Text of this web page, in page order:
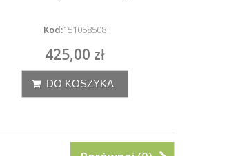
Kod:151058508
425,00 zł
DO KOSZYKA